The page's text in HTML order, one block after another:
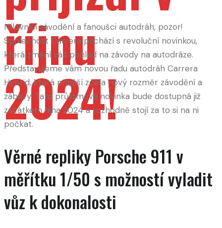
říjnu
2024!
Milovníci závodění a fanoušci autodráh, pozor!
Společnost Carrera přichází s revoluční novinkou,
která změní váš pohled na závody na autodráze.
Představujeme vám novou řadu autodráh Carrera
Hybrid, která přináší zcela nový rozměr závodění a
zábavy. Tato průlomová novinka bude dostupná již
začátkem října 2024 a rozhodně stojí za to si na ni
počkat.
Věrné repliky Porsche 911 v
měřítku 1/50 s možností vyladit
vůz k dokonalosti